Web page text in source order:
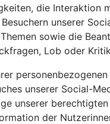
die Interaktion
unserer
sowie die
Lob oder
unserer Social-
unserer berechtigten
der